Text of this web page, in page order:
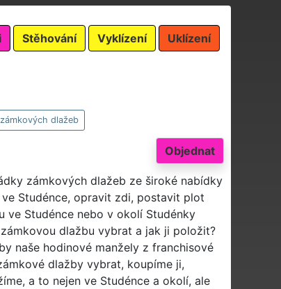
Stěhování Vyklízení Uklízení
dlažeb
Objednat
zámkových dlažeb ze široké nabídky
Studénce, opravit zdi, postavit plot
ve Studénce nebo v okolí Studénky
dlažbu vybrat a jak ji položit?
naše hodinové manžely z franchisové
dlažby vybrat, koupíme ji,
a to nejen ve Studénce a okolí, ale